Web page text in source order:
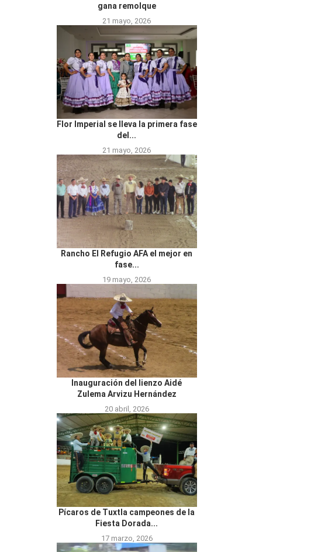
gana remolque
21 mayo, 2026
Flor Imperial se lleva la primera fase
del...
21 mayo, 2026
Rancho El Refugio AFA el mejor en
fase...
19 mayo, 2026
Inauguración del lienzo Aidé
Zulema Arvizu Hernández
20 abril, 2026
Pícaros de Tuxtla campeones de la
Fiesta Dorada...
17 marzo, 2026